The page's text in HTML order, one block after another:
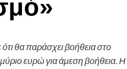
θα παράσχει βοήθεια στο
ευρώ για άμεση βοήθεια. Η